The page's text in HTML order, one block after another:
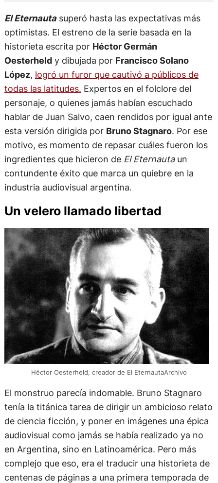
El Eternautasuperó hasta las expectativas más
optimistas. El estreno de la serie basada en la
historieta escrita por Héctor Germán
Oesterheldy dibujada por Francisco Solano
López, logró un furor que cautivó a públicos de
todas las latitudes. Expertos en el folclore del
personaje, o quienes jamás habían escuchado
hablar de Juan Salvo, caen rendidos por igual ante
esta versión dirigida por Bruno Stagnaro. Por ese
motivo, es momento de repasar cuáles fueron los
ingredientes que hicieron de El Eternautaun
contundente éxito que marca un quiebre en la
industria audiovisual argentina.
Un velero llamado libertad
Héctor Oesterheld, creador de El EternautaArchivo
El monstruo parecía indomable. Bruno Stagnaro
tenía la titánica tarea de dirigir un ambicioso relato
de ciencia ficción, y poner en imágenes una épica
audiovisual como jamás se había realizado ya no
en Argentina, sino en Latinoamérica. Pero más
complejo que eso, era el traducir una historieta de
centenas de páginas a una primera temporada de